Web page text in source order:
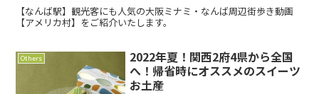
【なんば駅】観光客にも人気の大阪ミナミ・なんば周辺街歩き動画
【アメリカ村】をご紹介いたします。
Others
2022年夏！関西2府4県から全国
へ！帰省時にオススメのスイーツ
お土産